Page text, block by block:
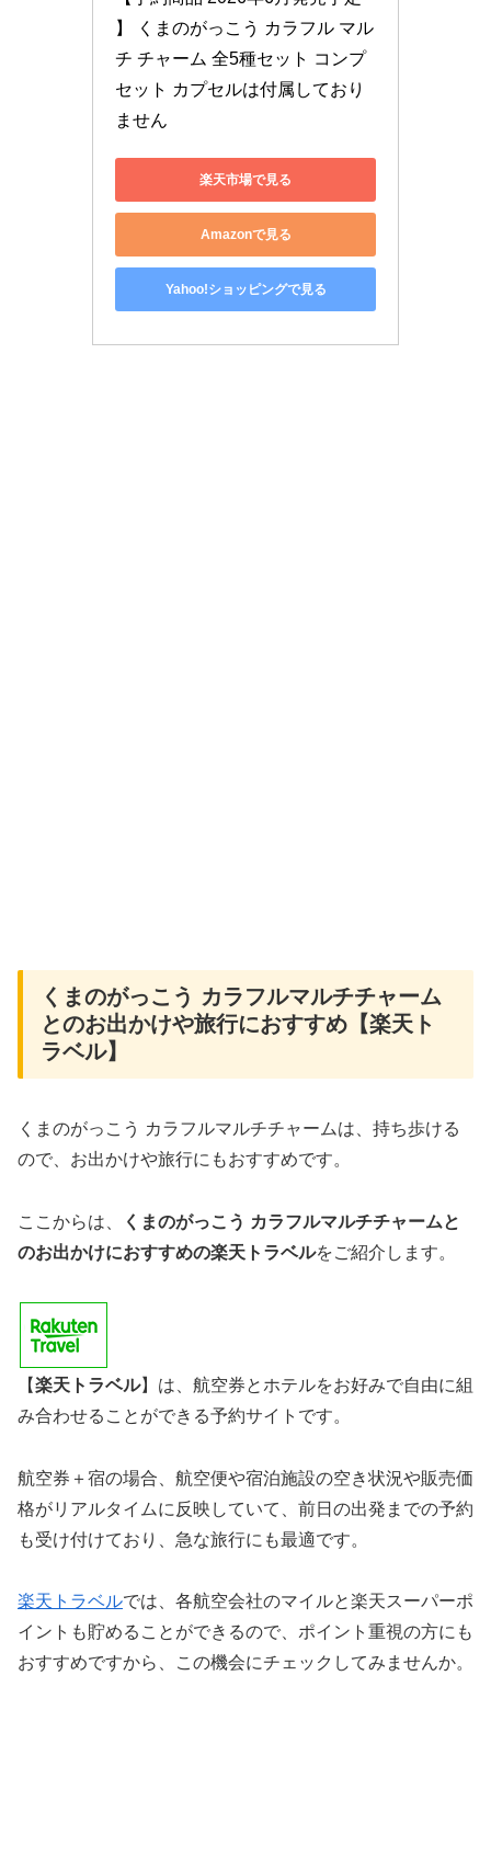
】 くまのがっこう カラフル マル
チ チャーム 全5種セット コンプ
セット カプセルは付属しており
ません
楽天市場で見る
Amazonで見る
Yahoo!ショッピングで見る
くまのがっこう カラフルマルチチャーム
とのお出かけや旅行におすすめ【楽天ト
ラベル】
くまのがっこう カラフルマルチチャームは、持ち歩ける
ので、お出かけや旅行にもおすすめです。
ここからは、
くまのがっこう カラフルマルチチャームと
のお出かけにおすすめの楽天トラベルをご紹介します。
【楽天トラベル】は、航空券とホテルをお好みで自由に組
み合わせることができる予約サイトです。
航空券＋宿の場合、航空便や宿泊施設の空き状況や販売価
格がリアルタイムに反映していて、前日の出発までの予約
も受け付けており、急な旅行にも最適です。
楽天トラベルでは、各航空会社のマイルと楽天スーパーポ
イントも貯めることができるので、ポイント重視の方にも
おすすめですから、この機会にチェックしてみませんか。